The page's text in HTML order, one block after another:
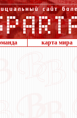
карта мира